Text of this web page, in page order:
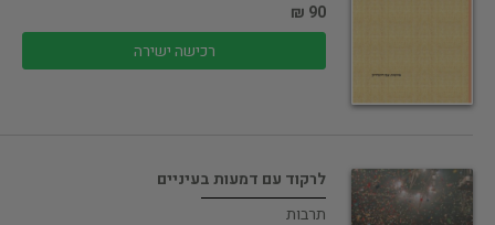
90 ₪
רכישה ישירה
לרקוד עם דמעות בעיניים
תרבות